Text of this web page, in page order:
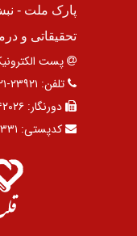
پارک ملت -
تحقیقاتی و
پست
تلفن: ۲۳۹۲۱-۰۲۱
دورنگار:
کدپستی: